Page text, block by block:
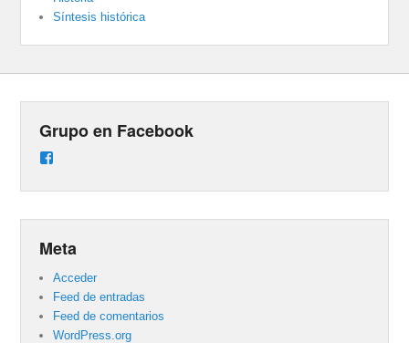
Síntesis histórica
Grupo en Facebook
en
Meta
Acceder
Feed de entradas
Feed de comentarios
WordPress.org